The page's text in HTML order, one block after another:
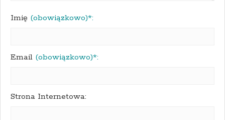
Imię (obowiązkowo)*:
Email (obowiązkowo)*:
Strona Internetowa: